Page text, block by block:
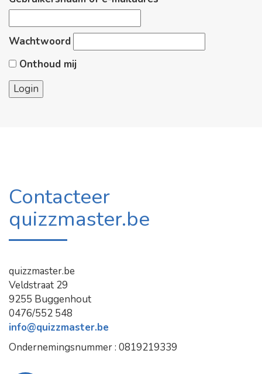
Wachtwoord
Onthoud mij
Contacteer
quizzmaster.be
quizzmaster.be
Veldstraat 29
9255 Buggenhout
0476/552 548
info@quizzmaster.be
Ondernemingsnummer : 0819219339